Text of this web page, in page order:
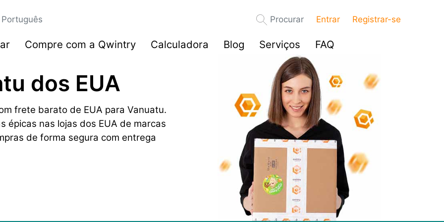
Português Procurar Entrar Registrar-se
Compre com a Qwintry Calculadora Blog Serviços FAQ
dos EUA
frete barato de EUA para Vanuatu.
nas lojas dos EUA de marcas
de forma segura com entrega